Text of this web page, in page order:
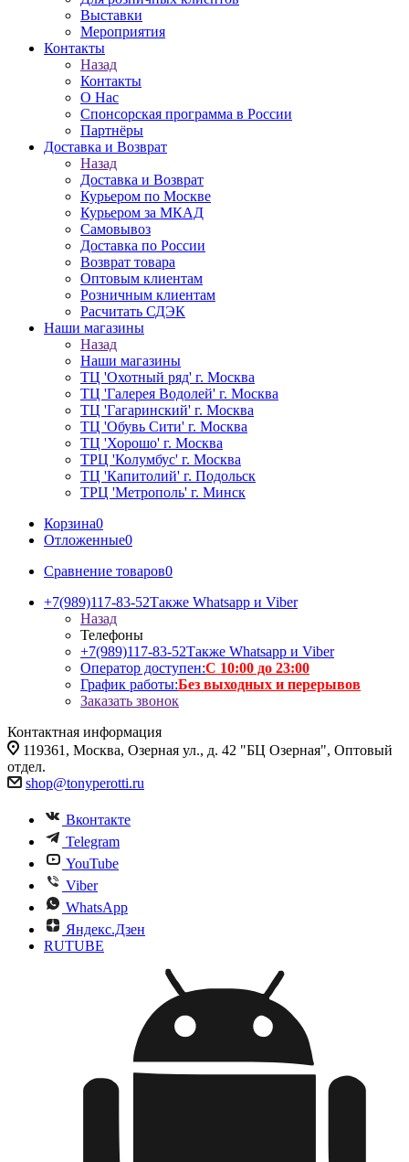
Выставки
Мероприятия
Контакты
Назад
Контакты
О Нас
Спонсорская программа в России
Партнёры
Доставка и Возврат
Назад
Доставка и Возврат
Курьером по Москве
Курьером за МКАД
Самовывоз
Доставка по России
Возврат товара
Оптовым клиентам
Розничным клиентам
Расчитать СДЭК
Наши магазины
Назад
Наши магазины
ТЦ 'Охотный ряд' г. Москва
ТЦ 'Галерея Водолей' г. Москва
ТЦ 'Гагаринский' г. Москва
ТЦ 'Обувь Сити' г. Москва
ТЦ 'Хорошо' г. Москва
ТРЦ 'Колумбус' г. Москва
ТЦ 'Капитолий' г. Подольск
ТРЦ 'Метрополь' г. Минск
Корзина0
Отложенные0
Сравнение товаров0
+7(989)117-83-52Также Whatsapp и Viber
Назад
Телефоны
+7(989)117-83-52Также Whatsapp и Viber
Оператор доступен:С 10:00 до 23:00
График работы:Без выходных и перерывов
Заказать звонок
Контактная информация
119361, Москва, Озерная ул., д. 42 "БЦ Озерная", Оптовый
отдел.
shop@tonyperotti.ru
Вконтакте
Telegram
YouTube
Viber
WhatsApp
Яндекс.Дзен
RUTUBE